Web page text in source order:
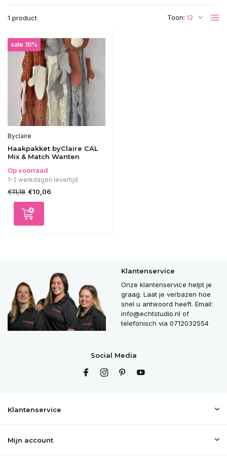
1 product Toon:
sale 10%
Byclaire
Haakpakket byClaire CAL
Mix & Match Wanten
Op voorraad
1-2 werkdagen levertijd
€11,18 €10,06
Klantenservice
Onze klantenservice helpt je
graag. Laat je verbazen hoe
snel u antwoord heeft. Email:
info@echtstudio.nl of
telefonisch via 0712032554
Social Media
Klantenservice
Mijn account